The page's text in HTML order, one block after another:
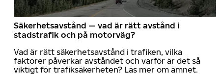
Säkerhetsavstånd — vad är rätt avstånd i
stadstrafik och på motorväg?
Vad är rätt säkerhetsavstånd i trafiken, vilka
faktorer påverkar avståndet och varför är det så
viktigt för trafiksäkerheten? Läs mer om ämnet.